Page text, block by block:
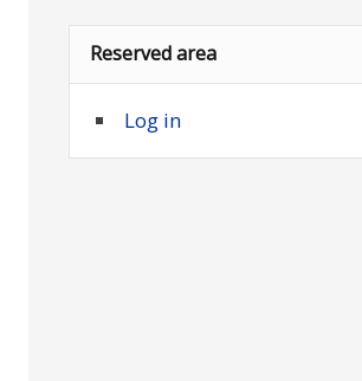
Reserved area
Log in